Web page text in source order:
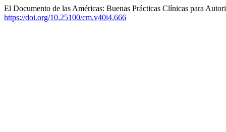
El Documento de las Américas: Buenas Prácticas Clínicas para
https://doi.org/10.25100/cm.v40i4.666